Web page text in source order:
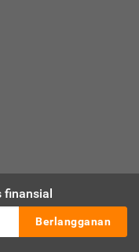
finansial
Berlangganan